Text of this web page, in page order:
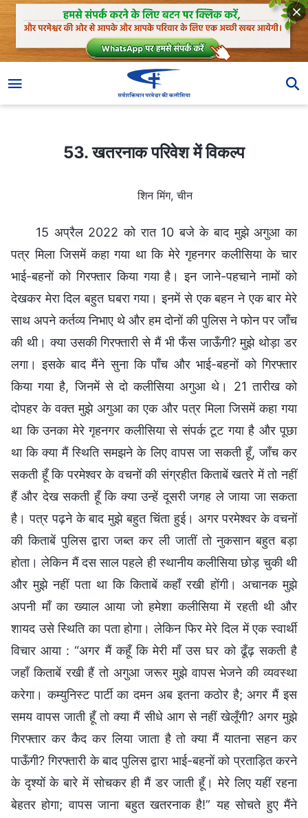
53. खतरनाक परिवेश में विकल्प
शिन मिंग, चीन
15 अप्रैल 2022 को रात 10 बजे के बाद मुझे अगुआ का
पत्र मिला जिसमें कहा गया था कि मेरे गृहनगर कलीसिया के चार
भाई-बहनों को गिरफ्तार किया गया है। इन जाने-पहचाने नामों को
देखकर मेरा दिल बहुत घबरा गया। इनमें से एक बहन ने एक बार मेरे
साथ अपने कर्तव्य निभाए थे और हम दोनों की पुलिस ने फोन पर जाँच
की थी। क्या उसकी गिरफ्तारी से मैं भी फँस जाऊँगी? मुझे थोड़ा डर
लगा। इसके बाद मैंने सुना कि पाँच और भाई-बहनों को गिरफ्तार
किया गया है, जिनमें से दो कलीसिया अगुआ थे। 21 तारीख को
दोपहर के वक्त मुझे अगुआ का एक और पत्र मिला जिसमें कहा गया
था कि उनका मेरे गृहनगर कलीसिया से संपर्क टूट गया है और पूछा
था कि क्या मैं स्थिति समझने के लिए वापस जा सकती हूँ, जाँच कर
सकती हूँ कि परमेश्वर के वचनों की संग्रहीत किताबें खतरे में तो नहीं
हैं और देख सकती हूँ कि क्या उन्हें दूसरी जगह ले जाया जा सकता
है। पत्र पढ़ने के बाद मुझे बहुत चिंता हुई। अगर परमेश्वर के वचनों
की किताबें पुलिस द्वारा जब्त कर ली जातीं तो नुकसान बहुत बड़ा
होता। लेकिन मैं दस साल पहले ही स्थानीय कलीसिया छोड़ चुकी थी
और मुझे नहीं पता था कि किताबें कहाँ रखी होंगी। अचानक मुझे
अपनी माँ का ख्याल आया जो हमेशा कलीसिया में रहती थी और
शायद उसे स्थिति का पता होगा। लेकिन फिर मेरे दिल में एक स्वार्थी
विचार आया : “अगर मैं कहूँ कि मेरी माँ उस घर को ढूँढ़ सकती है
जहाँ किताबें रखी हैं तो अगुआ जरूर मुझे वापस भेजने की व्यवस्था
करेगा। कम्युनिस्ट पार्टी का दमन अब इतना कठोर है; अगर मैं इस
समय वापस जाती हूँ तो क्या मैं सीधे आग से नहीं खेलूँगी? अगर मुझे
गिरफ्तार कर कैद कर लिया जाता है तो क्या मैं यातना सहन कर
पाऊँगी? गिरफ्तारी के बाद पुलिस द्वारा भाई-बहनों को प्रताड़ित करने
के दृश्यों के बारे में सोचकर ही मैं डर जाती हूँ। मेरे लिए यहीं रहना
बेहतर होगा; वापस जाना बहुत खतरनाक है!” यह सोचते हुए मैंने